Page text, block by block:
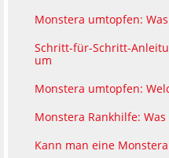
Monstera umtopfen:
Schritt-für-Schritt-
um
Monstera umtopfen:
Monstera Rankhilfe:
Kann man eine